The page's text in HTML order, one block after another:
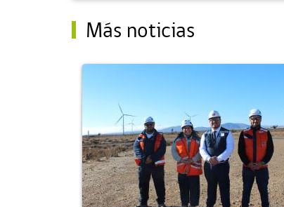
Más noticias